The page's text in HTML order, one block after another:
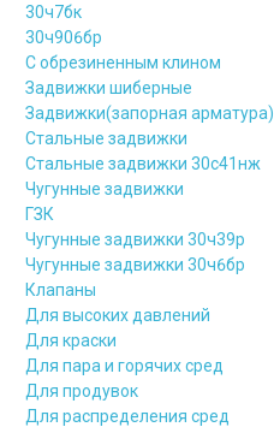
30ч7бк
30ч906бр
С обрезиненным клином
Задвижки шиберные
Задвижки(запорная арматура)
Стальные задвижки
Стальные задвижки 30с41нж
Чугунные задвижки
ГЗК
Чугунные задвижки 30ч39р
Чугунные задвижки 30ч6бр
Клапаны
Для высоких давлений
Для краски
Для пара и горячих сред
Для продувок
Для распределения сред